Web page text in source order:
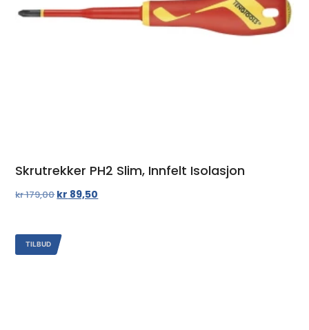
Skrutrekker PH2 Slim, Innfelt Isolasjon
kr179,00kr 89,50
TILBUD